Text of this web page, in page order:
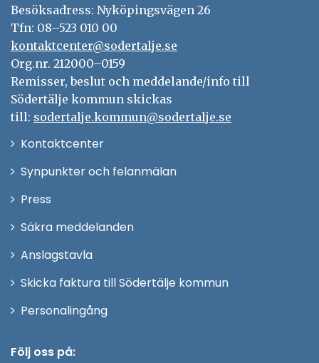
Besöksadress: Nyköpingsvägen 26
Tfn: 08–523 010 00
kontaktcenter@sodertalje.se
Org.nr. 212000–0159
Remisser, beslut och meddelande/info till
Södertälje kommun skickas
till: sodertalje.kommun@sodertalje.se
KontaktcenterÖppna
Synpunkter och felanmälan
Press
fönster
Säkra meddelanden
Anslagstavla
Skicka faktura till Södertälje kommun
PersonalingångÖppna
Följ oss på: